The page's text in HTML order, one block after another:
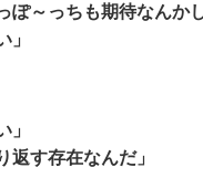
ぽ～っちも期待なんか
」
す存在なんだ」